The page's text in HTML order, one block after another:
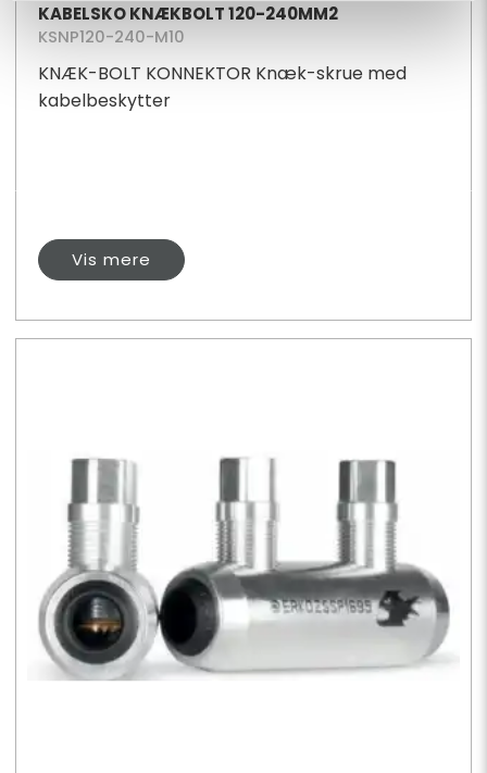
KABELSKO KNÆKBOLT 120-240MM2
KSNP120-240-M10
KNÆK-BOLT KONNEKTOR Knæk-skrue med
kabelbeskytter
Vis mere